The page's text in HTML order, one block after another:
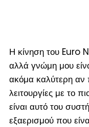
Η κίνηση του Euro
αλλά γνώμη μου
ακόμα καλύτερη αν
λειτουργίες με το
είναι αυτό του
εξαερισμού που